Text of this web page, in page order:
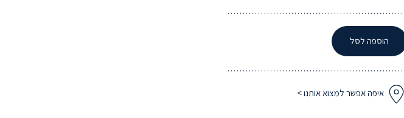
למיטה
הוספה לסל
איפה אפשר למצוא אותנו >